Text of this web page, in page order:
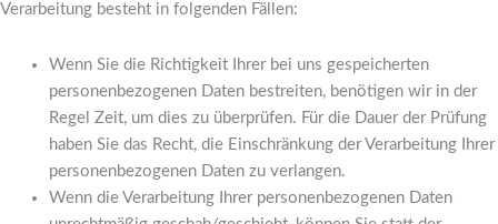
Verarbeitung besteht in folgenden Fällen:
Wenn Sie die Richtigkeit Ihrer bei uns gespeicherten
personenbezogenen Daten bestreiten, benötigen wir in der
Regel Zeit, um dies zu überprüfen. Für die Dauer der Prüfung
haben Sie das Recht, die Einschränkung der Verarbeitung Ihrer
personenbezogenen Daten zu verlangen.
Wenn die Verarbeitung Ihrer personenbezogenen Daten